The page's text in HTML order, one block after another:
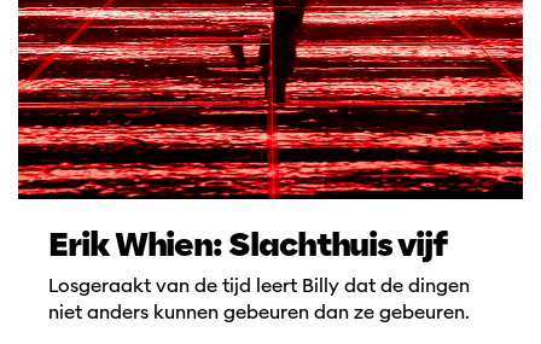
Erik Whien: Slachthuis vijf
Losgeraakt van de tijd leert Billy dat de dingen
niet anders kunnen gebeuren dan ze gebeuren.